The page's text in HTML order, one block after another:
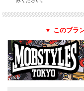
▼ このブラ